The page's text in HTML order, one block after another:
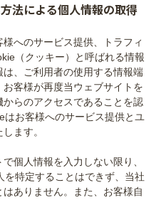
法による個人情報の取得
へのサービス提供、トラフィ
（クッキー）と呼ばれる情報
、ご利用者の使用する情報端
客様が再度当ウェブサイトを
らのアクセスであることを認
お客様へのサービス提供とユ
ます。
個人情報を入力しない限り、
特定することはできず、当社
ありません。また、お客様自